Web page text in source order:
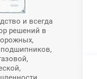
и всегда
решений в
подшипников,